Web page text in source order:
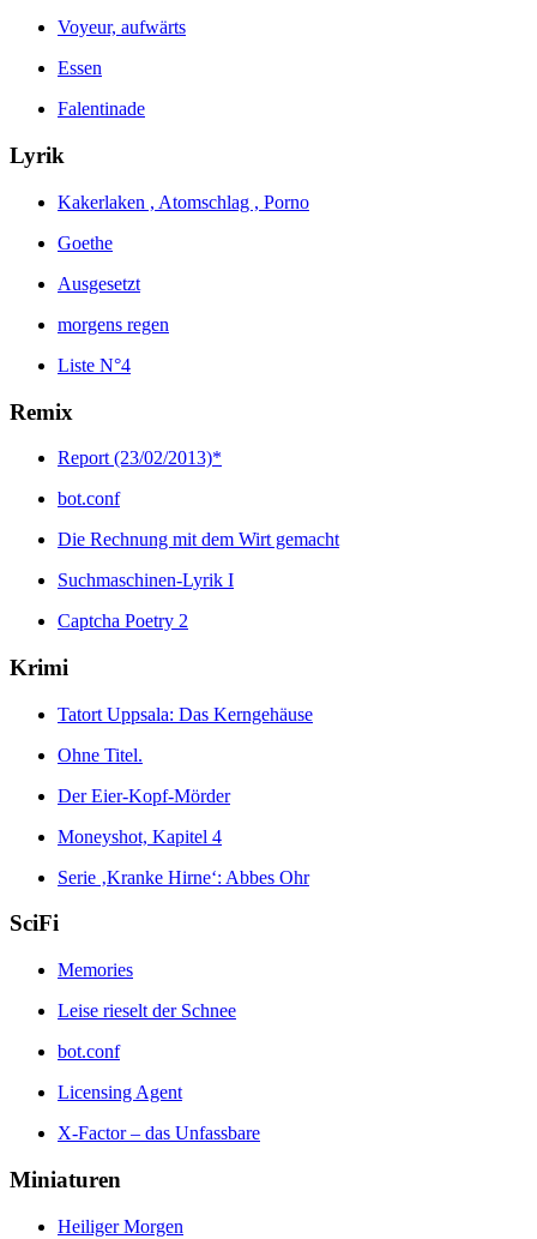
Voyeur, aufwärts
Essen
Falentinade
Lyrik
Kakerlaken , Atomschlag , Porno
Goethe
Ausgesetzt
morgens regen
Liste N°4
Remix
Report (23/02/2013)*
bot.conf
Die Rechnung mit dem Wirt gemacht
Suchmaschinen-Lyrik I
Captcha Poetry 2
Krimi
Tatort Uppsala: Das Kerngehäuse
Ohne Titel.
Der Eier-Kopf-Mörder
Moneyshot, Kapitel 4
Serie ‚Kranke Hirne‘: Abbes Ohr
SciFi
Memories
Leise rieselt der Schnee
bot.conf
Licensing Agent
X-Factor – das Unfassbare
Miniaturen
Heiliger Morgen